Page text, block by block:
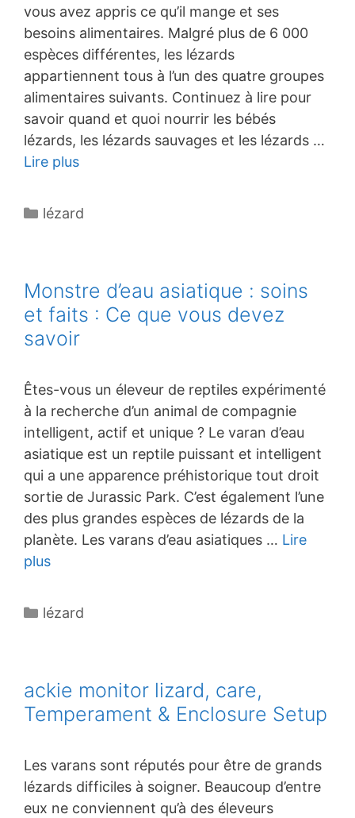
vous avez appris ce qu’il mange et ses
besoins alimentaires. Malgré plus de 6 000
espèces différentes, les lézards
appartiennent tous à l’un des quatre groupes
alimentaires suivants. Continuez à lire pour
savoir quand et quoi nourrir les bébés
lézards, les lézards sauvages et les lézards …
Lire plus
Catégories
lézard
Monstre d’eau asiatique : soins
et faits : Ce que vous devez
savoir
Êtes-vous un éleveur de reptiles expérimenté
à la recherche d’un animal de compagnie
intelligent, actif et unique ? Le varan d’eau
asiatique est un reptile puissant et intelligent
qui a une apparence préhistorique tout droit
sortie de Jurassic Park. C’est également l’une
des plus grandes espèces de lézards de la
planète. Les varans d’eau asiatiques … Lire
plus
Catégories
lézard
ackie monitor lizard, care,
Temperament & Enclosure Setup
Les varans sont réputés pour être de grands
lézards difficiles à soigner. Beaucoup d’entre
eux ne conviennent qu’à des éleveurs